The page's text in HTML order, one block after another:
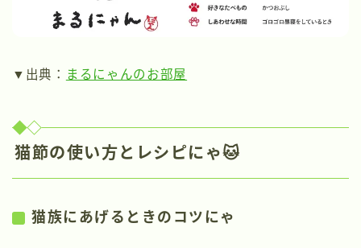
▼出典： まるにゃんのお部屋
猫節の使い方とレシピにゃ🐱
猫族にあげるときのコツにゃ